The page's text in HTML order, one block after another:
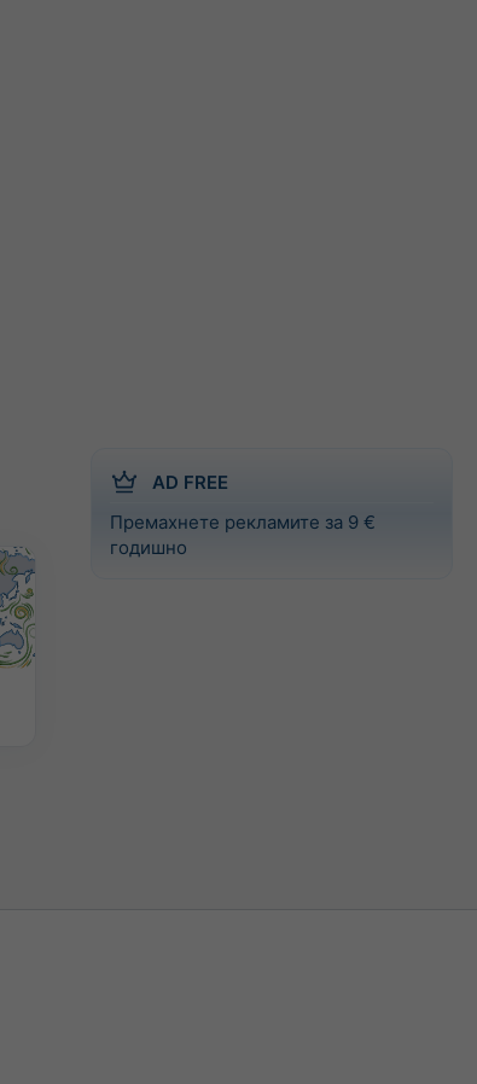
AD FREE
Премахнете рекламите за 9 €
годишно